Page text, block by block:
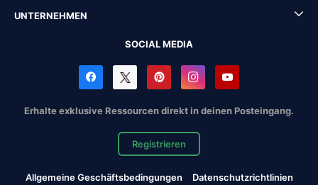
UNTERNEHMEN
SOCIAL MEDIA
Erhalte exklusive Ressourcen direkt in deinen Posteingang.
Registrieren
Allgemeine Geschäftsbedingungen
Datenschutzrichtlinien